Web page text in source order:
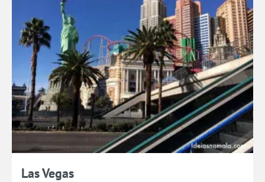
Las Vegas